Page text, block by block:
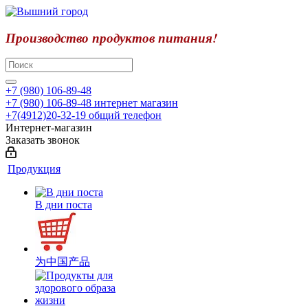
Производство продуктов питания!
+7 (980) 106-89-48
+7 (980) 106-89-48 интернет магазин
+7(4912)20-32-19 общий телефон
Интернет-магазин
Заказать звонок
Продукция
В дни поста
为中国产品